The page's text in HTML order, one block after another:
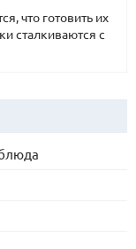
что готовить их
сталкиваются с